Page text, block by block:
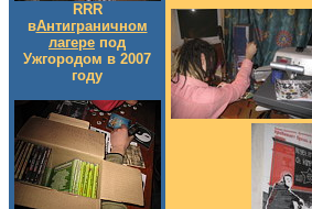
RRR
вАнтиграничном
лагере под
Ужгородом в 2007
году